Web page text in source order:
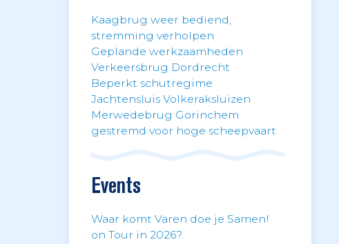
Kaagbrug weer bediend,
stremming verholpen
Geplande werkzaamheden
Verkeersbrug Dordrecht
Beperkt schutregime
Jachtensluis Volkeraksluizen
Merwedebrug Gorinchem
gestremd voor hoge scheepvaart
Events
Waar komt Varen doe je Samen!
on Tour in 2026?